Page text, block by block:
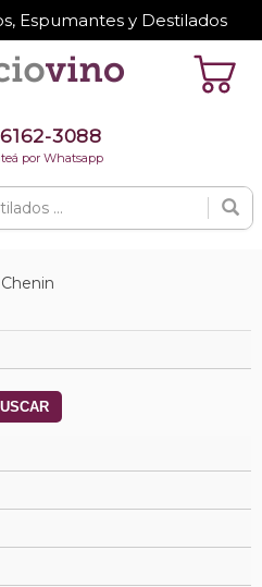
Espumantes y Destilados
6162-3088
por Whatsapp
Chenin